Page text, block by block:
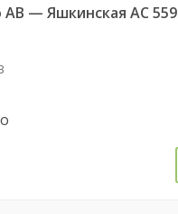
АВ — Яшкинская АС 559